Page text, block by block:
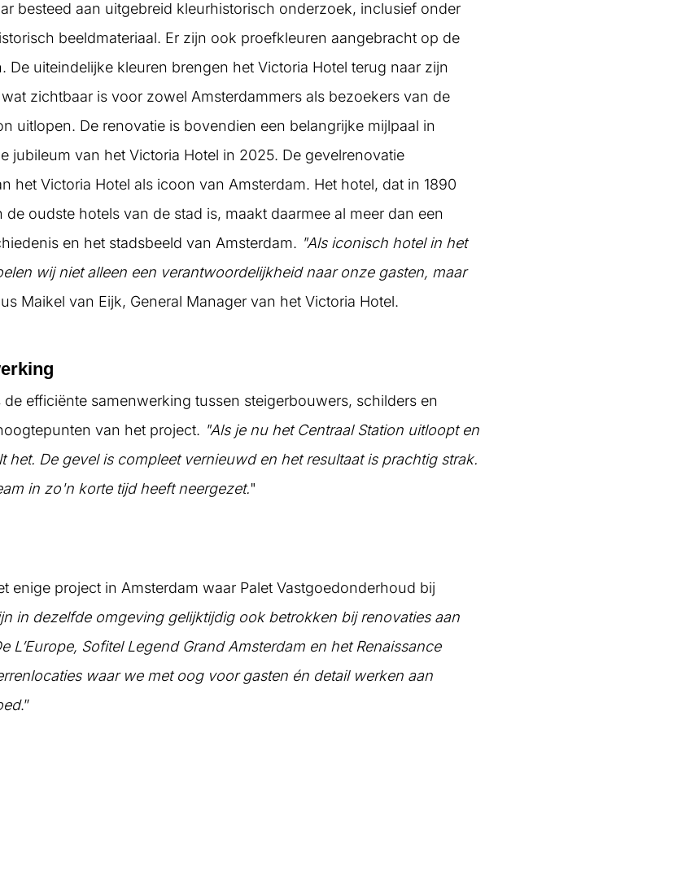
besteed aan uitgebreid kleurhistorisch onderzoek, inclusief onder
beeldmateriaal. Er zijn ook proefkleuren aangebracht op de
De uiteindelijke kleuren brengen het Victoria Hotel terug naar zijn
zichtbaar is voor zowel Amsterdammers als bezoekers van de
uitlopen. De renovatie is bovendien een belangrijke mijlpaal in
jubileum van het Victoria Hotel in 2025. De gevelrenovatie
het Victoria Hotel als icoon van Amsterdam. Het hotel, dat in 1890
oudste hotels van de stad is, maakt daarmee al meer dan een
en het stadsbeeld van Amsterdam. "Als iconisch hotel in het
wij niet alleen een verantwoordelijkheid naar onze gasten, maar
Maikel van Eijk, General Manager van het Victoria Hotel.
efficiënte samenwerking tussen steigerbouwers, schilders en
van het project. "Als je nu het Centraal Station uitloopt en
het. De gevel is compleet vernieuwd en het resultaat is prachtig strak.
in zo'n korte tijd heeft neergezet."
enige project in Amsterdam waar Palet Vastgoedonderhoud bij
in dezelfde omgeving gelijktijdig ook betrokken bij renovaties aan
L’Europe, Sofitel Legend Grand Amsterdam en het Renaissance
waar we met oog voor gasten én detail werken aan
.”